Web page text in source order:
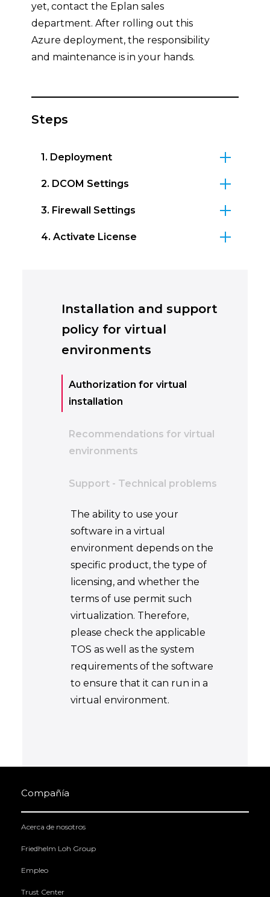
yet, contact the Eplan sales
department. After rolling out this
Azure deployment, the responsibility
and maintenance is in your hands.
Steps
1. Deployment
2. DCOM Settings
3. Firewall Settings
4. Activate License
Installation and support
policy for virtual
environments
Authorization for virtual
installation
Recommendations for virtual
environments
Support - Technical problems
The ability to use your
software in a virtual
environment depends on the
specific product, the type of
licensing, and whether the
terms of use permit such
virtualization. Therefore,
please check the applicable
TOS as well as the system
requirements of the software
to ensure that it can run in a
virtual environment.
Compañía
Acerca de nosotros
Friedhelm Loh Group
Empleo
Trust Center